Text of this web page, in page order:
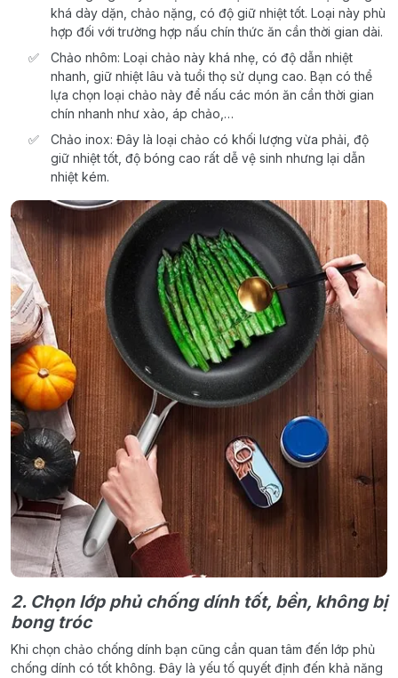
khá dày dặn, chảo nặng, có độ giữ nhiệt tốt. Loại này phù
hợp đối với trường hợp nấu chín thức ăn cần thời gian dài.
Chảo nhôm: Loại chảo này khá nhẹ, có độ dẫn nhiệt
nhanh, giữ nhiệt lâu và tuổi thọ sử dụng cao. Bạn có thể
lựa chọn loại chảo này để nấu các món ăn cần thời gian
chín nhanh như xào, áp chảo,…
Chảo inox: Đây là loại chảo có khối lượng vừa phải, độ
giữ nhiệt tốt, độ bóng cao rất dễ vệ sinh nhưng lại dẫn
nhiệt kém.
2. Chọn lớp phủ chống dính tốt, bền, không bị
bong tróc
Khi chọn chảo chống dính bạn cũng cần quan tâm đến lớp phủ
chống dính có tốt không. Đây là yếu tố quyết định đến khả năng